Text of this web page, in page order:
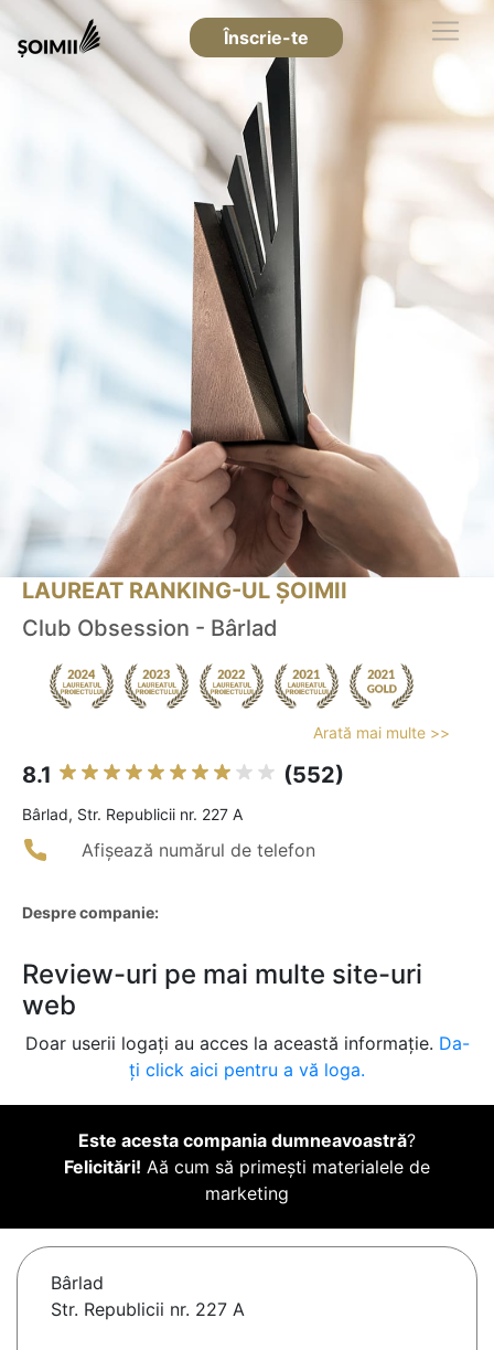
Înscrie-te
LAUREAT RANKING-UL ȘOIMII
Club Obsession - Bârlad
Arată mai multe >>
8.1 (552)
Bârlad, Str. Republicii nr. 227 A
Afișează numărul de telefon
Despre companie:
Review-uri pe mai multe site-uri
web
Doar userii logați au acces la această informație. Da-
ți click aici pentru a vă loga.
Este acesta compania dumneavoastră?
Felicitări! Aă cum să primești materialele de
marketing
Bârlad
Str. Republicii nr. 227 A